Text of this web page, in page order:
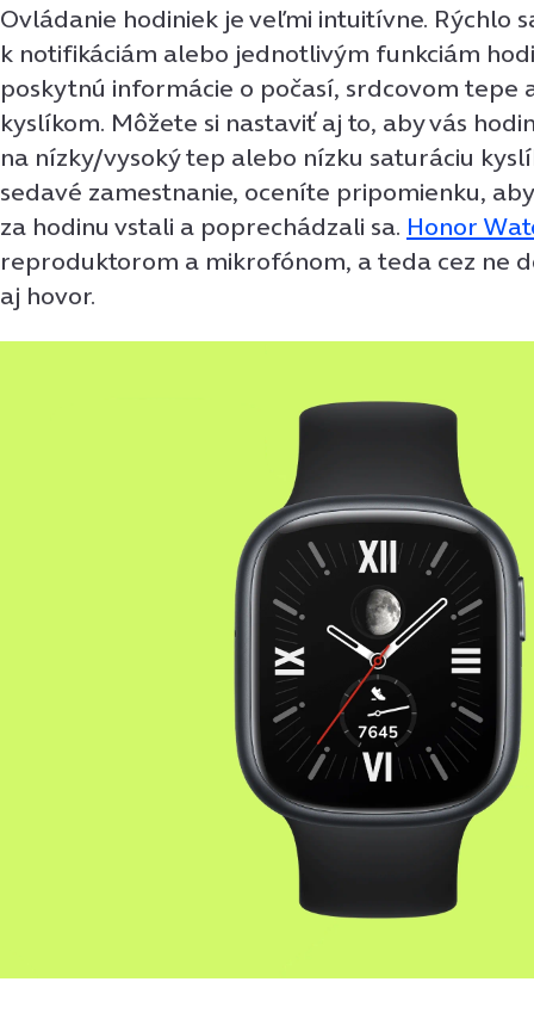
Ovládanie hodiniek je veľmi intuitívne. Rýchlo
k notifikáciám alebo jednotlivým funkciám
poskytnú informácie o počasí, srdcovom tepe
kyslíkom. Môžete si nastaviť aj to, aby vás
na nízky/vysoký tep alebo nízku saturáciu
sedavé zamestnanie, oceníte pripomienku,
za hodinu vstali a poprechádzali sa. Honor
reproduktorom a mikrofónom, a teda cez ne
aj hovor.